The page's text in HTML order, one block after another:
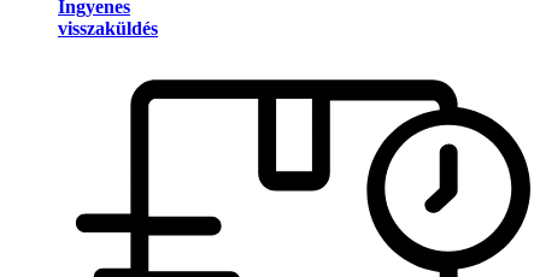
Ingyenes
visszaküldés